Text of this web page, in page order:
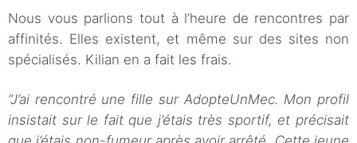
Nous vous parlions tout à l’heure de rencontres par
affinités. Elles existent, et même sur des sites non
spécialisés. Kilian en a fait les frais.
“J’ai rencontré une fille sur AdopteUnMec. Mon profil
insistait sur le fait que j’étais très sportif, et précisait